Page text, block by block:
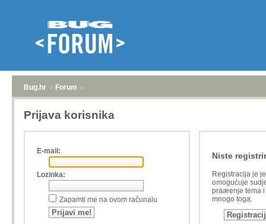
Bug.hr » Forum »
Prijava korisnika
E-mail:
Lozinka:
Zapamti me na ovom računalu
Niste
Registracija je
omogućuje
praæenje tema i
mnogo toga.